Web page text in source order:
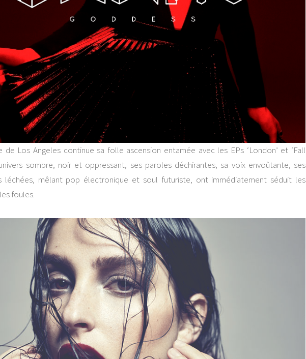
de Los Angeles continue sa folle ascension entamée avec les EPs ‘London’ et ‘Fall
univers sombre, noir et oppressant, ses paroles déchirantes, sa voix envoûtante, ses
léchées, mêlant pop électronique et soul futuriste, ont immédiatement séduit les
foules.